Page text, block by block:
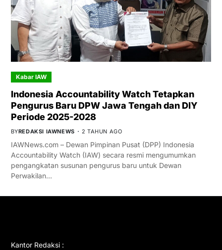
Kabar IAW
Indonesia Accountability Watch Tetapkan
Pengurus Baru DPW Jawa Tengah dan DIY
Periode 2025-2028
BYREDAKSI IAWNEWS 2 TAHUN AGO
IAWNews.com – Dewan Pimpinan Pusat (DPP) Indonesia
Accountability Watch (IAW) secara resmi mengumumkan
pengangkatan susunan pengurus baru untuk Dewan
Perwakilan…
Kantor Redaksi :